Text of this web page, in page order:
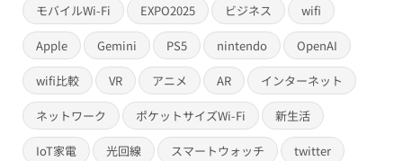
モバイルWi-Fi EXPO2025 ビジネス wifi
Apple Gemini PS5 nintendo OpenAI
wifi比較 VR アニメ AR インターネット
ネットワーク ポケットサイズWi-Fi 新生活
IoT家電 光回線 スマートウォッチ twitter